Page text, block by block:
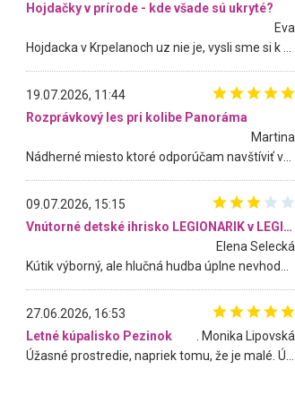
Hojdačky v prírode - kde všade sú ukryté?
Eva
19.07.2026, 11:44
Rozprávkový les pri kolibe Panoráma
Martina
09.07.2026, 15:15
Vnútorné detské ihrisko LEGIONARIK v LEGIA Fitness
Elena Selecká
27.06.2026, 16:53
Letné kúpalisko Pezinok
. Monika Lipovská